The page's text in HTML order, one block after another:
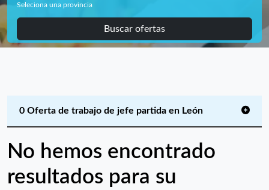
Seleciona una provincia
Buscar ofertas
0 Oferta de trabajo de jefe partida en León
No hemos encontrado
resultados para su